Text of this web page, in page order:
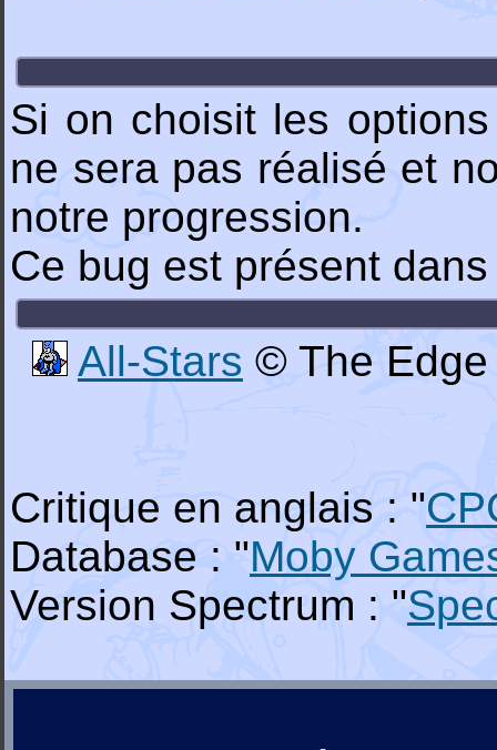
Si on choisit les
ne sera pas réalisé et
notre progression.
Ce bug est présent
All-Stars © The
Critique en anglais : "
Database : "Moby
Version Spectrum : "